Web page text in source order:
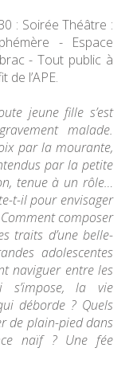
: Soirée Théâtre :
- Espace
- Tout public à
l’APE.
jeune fille s’est
malade.
par la mourante,
par la petite
tenue à un rôle…
t-il pour envisager
composer
traits d’une belle-
adolescentes
naviguer entre les
la vie
déborde ? Quels
de plain-pied dans
naïf ? Une fée